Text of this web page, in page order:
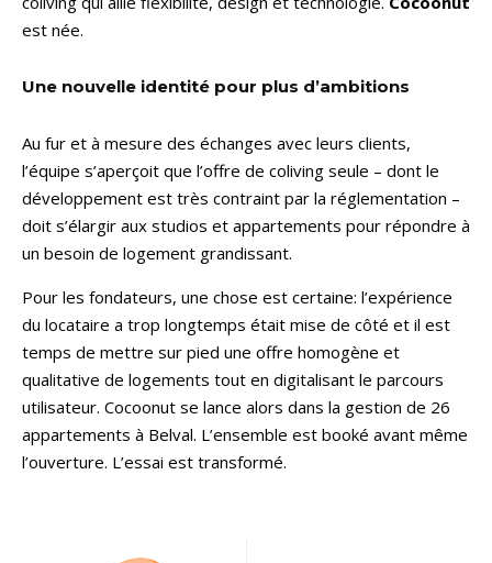
est née.
Une nouvelle identité pour plus d’ambitions
Au fur et à mesure des échanges avec leurs clients,
l’équipe s’aperçoit que l’offre de coliving seule – dont le
développement est très contraint par la réglementation –
doit s’élargir aux studios et appartements pour répondre à
un besoin de logement grandissant.
Pour les fondateurs, une chose est certaine: l’expérience
du locataire a trop longtemps était mise de côté et il est
temps de mettre sur pied une offre homogène et
qualitative de logements tout en digitalisant le parcours
utilisateur. Cocoonut se lance alors dans la gestion de 26
appartements à Belval. L’ensemble est booké avant même
l’ouverture. L’essai est transformé.